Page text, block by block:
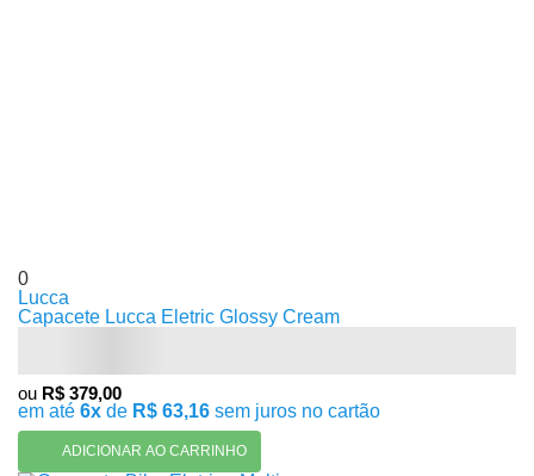
0
Lucca
Capacete Lucca Eletric Glossy Cream
ou R$ 379,00
em até 6x de R$ 63,16 sem juros no cartão
ADICIONAR AO CARRINHO